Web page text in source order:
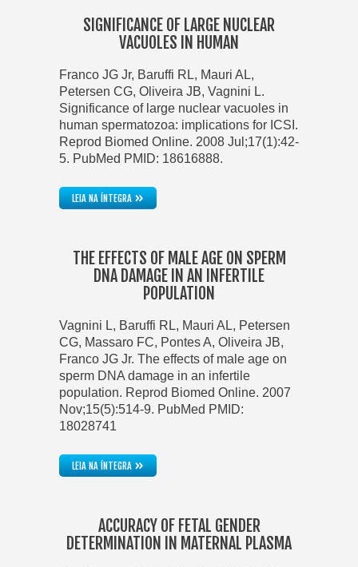
SIGNIFICANCE OF LARGE NUCLEAR
VACUOLES IN HUMAN
Franco JG Jr, Baruffi RL, Mauri AL,
Petersen CG, Oliveira JB, Vagnini L.
Significance of large nuclear vacuoles in
human spermatozoa: implications for ICSI.
Reprod Biomed Online. 2008 Jul;17(1):42-
5. PubMed PMID: 18616888.
LEIA NA ÍNTEGRA»
THE EFFECTS OF MALE AGE ON SPERM
DNA DAMAGE IN AN INFERTILE
POPULATION
Vagnini L, Baruffi RL, Mauri AL, Petersen
CG, Massaro FC, Pontes A, Oliveira JB,
Franco JG Jr. The effects of male age on
sperm DNA damage in an infertile
population. Reprod Biomed Online. 2007
Nov;15(5):514-9. PubMed PMID:
18028741
LEIA NA ÍNTEGRA»
ACCURACY OF FETAL GENDER
DETERMINATION IN MATERNAL PLASMA